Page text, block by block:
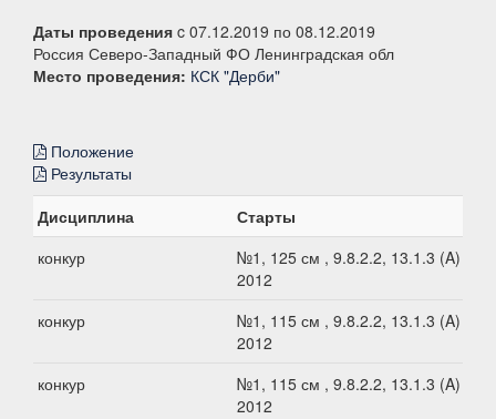
Даты проведения c 07.12.2019 по 08.12.2019
Россия Северо-Западный ФО Ленинградская обл
Место проведения: КСК "Дерби"
Положение
Результаты
Дисциплина
Старты
конкур
№1, 125 см , 9.8.2.2, 13.1.3 (A) -
2012
конкур
№1, 115 см , 9.8.2.2, 13.1.3 (A) -
2012
конкур
№1, 115 см , 9.8.2.2, 13.1.3 (A) -
2012